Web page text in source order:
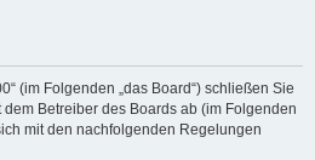
(im Folgenden „das Board“) schließen Sie
Betreiber des Boards ab (im Folgenden
mit den nachfolgenden Regelungen